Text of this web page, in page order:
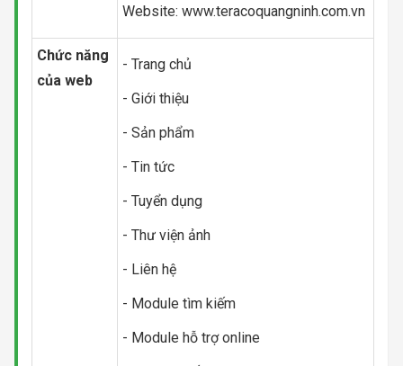
Website: www.teracoquangninh.com.vn
Chức năng
của web
- Trang chủ
- Giới thiệu
- Sản phẩm
- Tin tức
- Tuyển dụng
- Thư viện ảnh
- Liên hệ
- Module tìm kiếm
- Module hỗ trợ online